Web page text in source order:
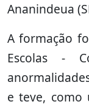
Ananindeua
A formação
Escolas -
e teve, como